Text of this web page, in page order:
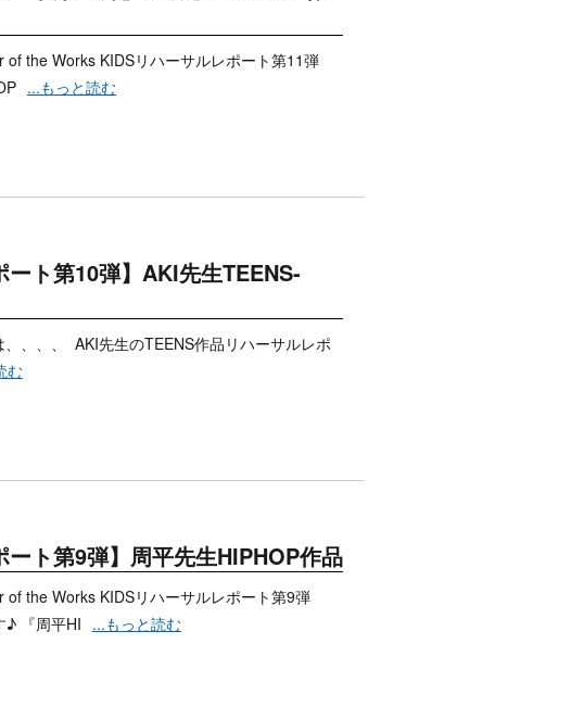
the Works KIDSリハーサルレポート第11弾
...もっと読む
ト第10弾】AKI先生TEENS-
、、、 AKI先生のTEENS作品リハーサルレポ
む
ト第9弾】周平先生HIPHOP作品
the Works KIDSリハーサルレポート第9弾
♪ 『周平HI ...もっと読む